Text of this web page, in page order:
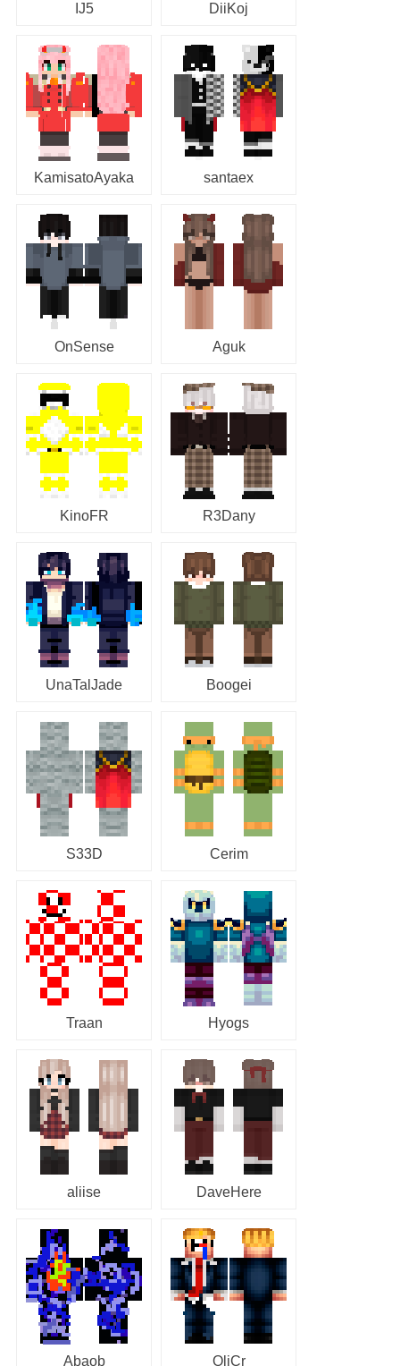
IJ5 DiiKoj
KamisatoAyaka santaex
OnSense Aguk
KinoFR R3Dany
UnaTalJade Boogei
S33D Cerim
Traan Hyogs
aliise DaveHere
Abaob OliCr